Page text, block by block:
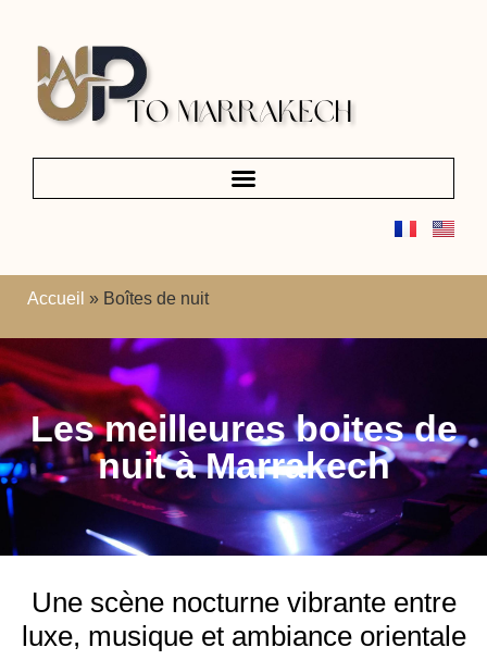
Accueil » Boîtes de nuit
Les meilleures boites de
nuit à Marrakech
Une scène nocturne vibrante entre
luxe, musique et ambiance orientale